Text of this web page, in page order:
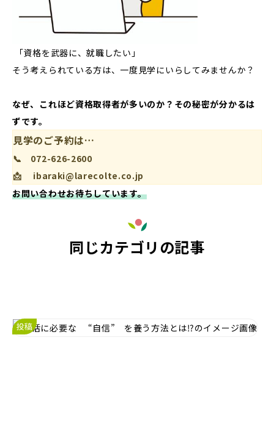
「資格を武器に、就職したい」
そう考えられている方は、一度見学にいらしてみませんか？
なぜ、これほど資格取得者が多いのか？その秘密が分かるは
ずです。
見学のご予約は…
📞 072-626-2600
📩 ibaraki@larecolte.co.jp
お問い合わせお待ちしています。
同じカテゴリの記事
投稿